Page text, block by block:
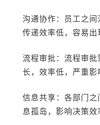
沟通协作：员工之
传递效率低，容易出
流程审批：流程审
长，效率低，严重影
信息共享：各部门
息孤岛，影响决策效